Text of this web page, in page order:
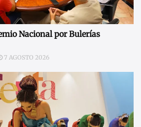
Nacional por Bulerías
7 AGOSTO 2026